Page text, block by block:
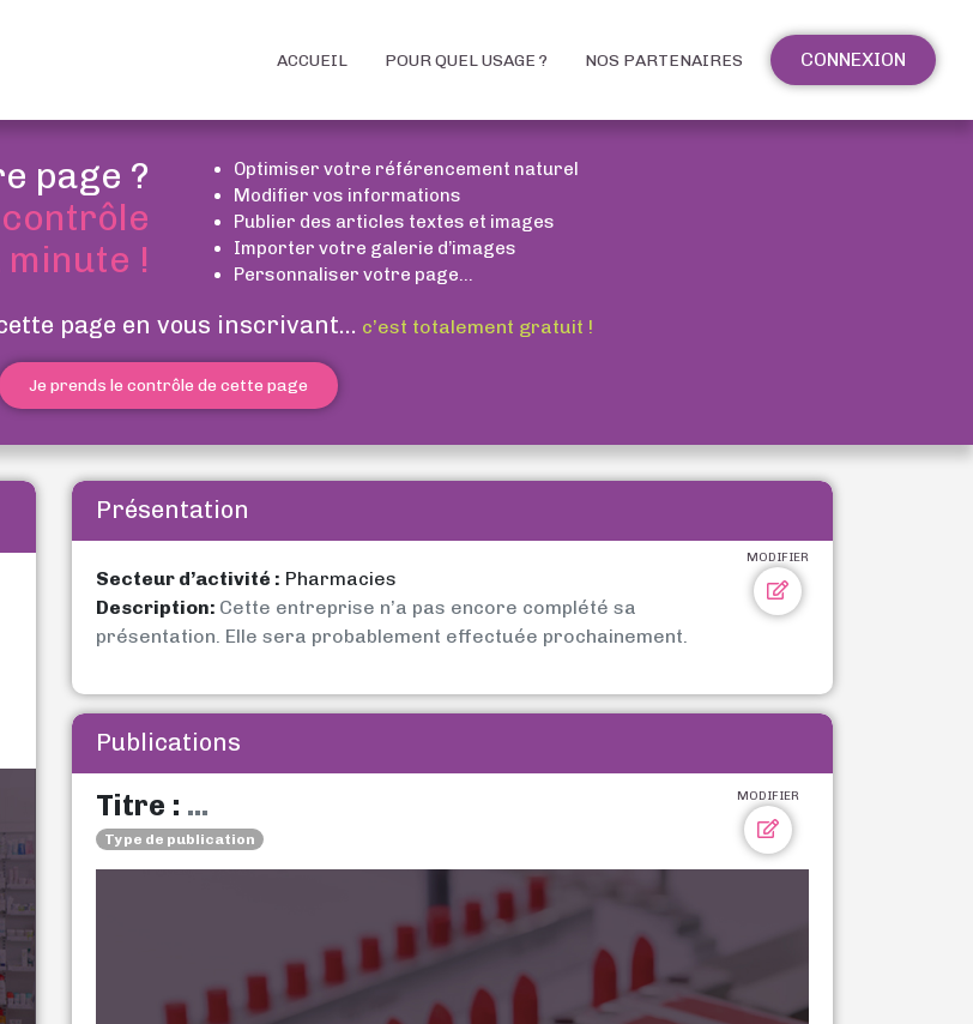
ACCUEIL POUR QUEL USAGE ? NOS PARTENAIRES CONNEXION
page ?
minute !
Optimiser votre référencement naturel
Modifier vos informations
Publier des articles textes et images
Importer votre galerie d’images
Personnaliser votre page...
page en vous inscrivant... c’est totalement gratuit !
Je prends le contrôle de cette page
Présentation
MODIFIER
Secteur d’activité : Pharmacies
Description: Cette entreprise n’a pas encore complété sa
présentation. Elle sera probablement effectuée prochainement.
Publications
MODIFIER
Titre : ...
Type de publication